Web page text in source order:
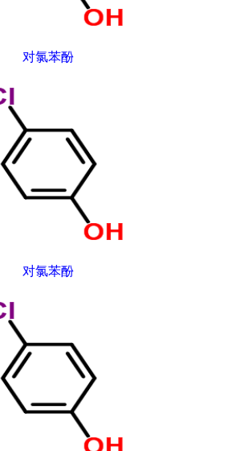
对氯苯酚
对氯苯酚